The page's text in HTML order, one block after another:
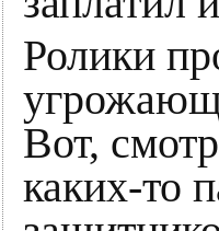
Ролики
Вот,
каких-то